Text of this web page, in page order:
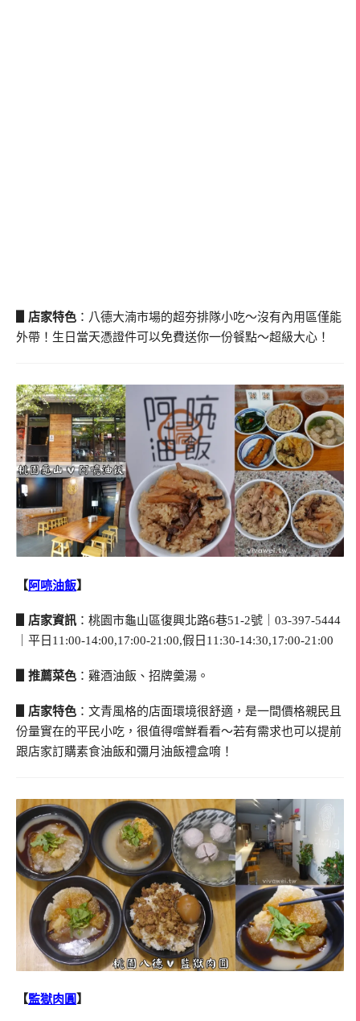
▋店家特色 ：八德大湳市場的超夯排隊小吃～沒有內用區僅能
外帶！生日當天憑證件可以免費送你一份餐點～超級大心！
【阿喨油飯】
▋店家資訊 ：桃園市龜山區復興北路6巷51-2號｜03-397-5444
｜平日11:00-14:00,17:00-21:00,假日11:30-14:30,17:00-21:00
▋推薦菜色 ：雞酒油飯、招牌羹湯。
▋店家特色 ：文青風格的店面環境很舒適，是一間價格親民且
份量實在的平民小吃，很值得嚐鮮看看～若有需求也可以提前
跟店家訂購素食油飯和彌月油飯禮盒唷！
【監獄肉圓】